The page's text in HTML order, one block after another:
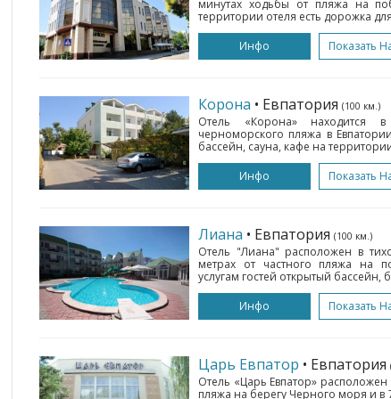
минутах ходьбы от пляжа на
территории отеля есть дорожка
Инфо
Показать
Корона • Евпатория (100 км.)
Отель «Корона» находится
черноморского пляжа в
бассейн, сауна, кафе на
Инфо
Показать
Лиана • Евпатория (100 км.)
Отель "Лиана" расположен в
метрах от частного пляжа на
услугам гостей открытый бассейн,
Инфо
Показать
Царь Евпатор • Евпатория
Отель «Царь Евпатор»
пляжа на берегу Черного моря и в